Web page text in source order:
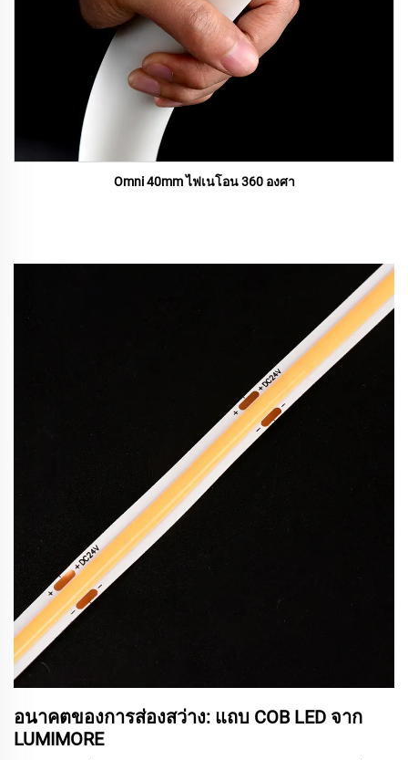
Omni 40mm ไฟเนโอน 360 องศา
อนาคตของการส่องสว่าง: แถบ COB LED จาก
LUMIMORE